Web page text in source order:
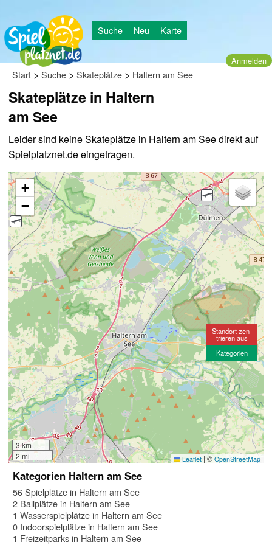
Suche Neu Karte
Anmelden
Start > Suche > Skateplätze > Haltern am See
Skateplätze in Haltern
am See
Leider sind keine Skateplätze in Haltern am See direkt auf
Spielplatznet.de eingetragen.
+
−
3 km
2 mi
Leaflet | © OpenStreetMap
Standort zen-
trieren aus
Kategorien
Kategorien Haltern am See
56 Spielplätze in Haltern am See
2 Ballplätze in Haltern am See
1 Wasserspielplätze in Haltern am See
0 Indoorspielplätze in Haltern am See
1 Freizeitparks in Haltern am See